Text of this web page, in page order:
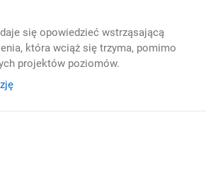
się opowiedzieć wstrząsającą
która wciąż się trzyma, pomimo
projektów poziomów.